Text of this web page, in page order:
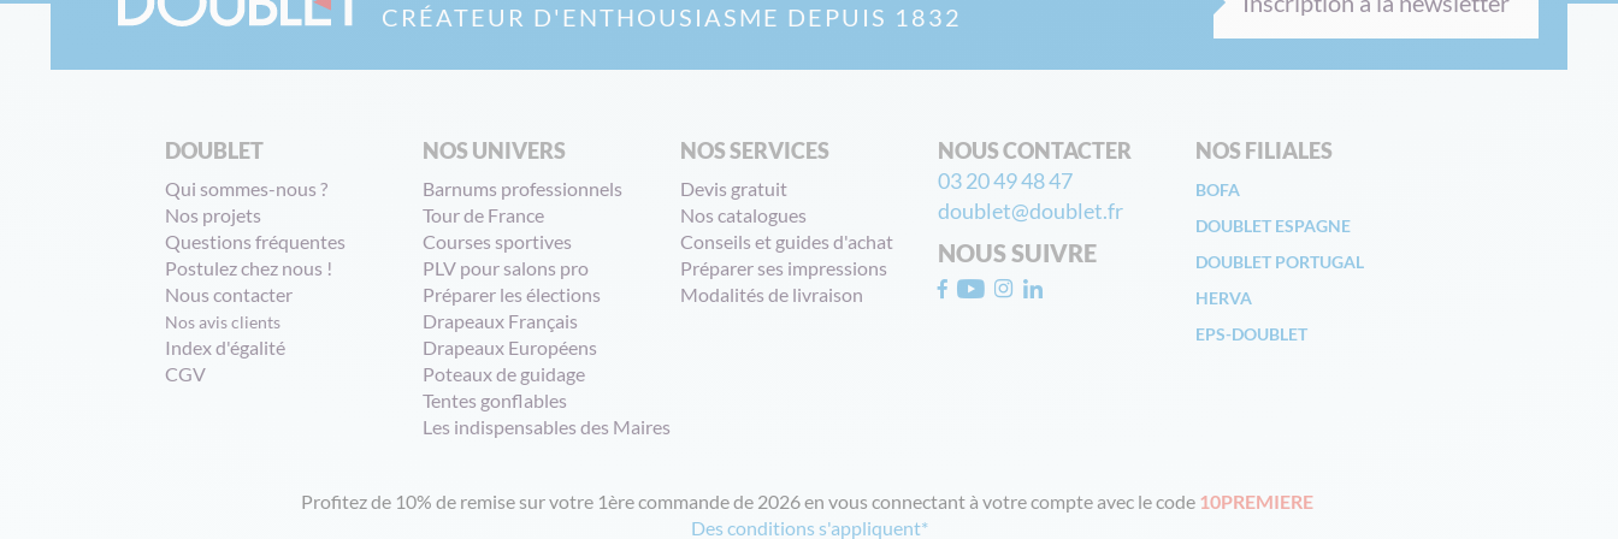
CRÉATEUR D'ENTHOUSIASME DEPUIS 1832
DOUBLET
Qui sommes-nous ?
Nos projets
Questions fréquentes
Postulez chez nous !
Nous contacter
Nos avis clients
Index d'égalité
CGV
NOS UNIVERS
Barnums professionnels
Tour de France
Courses sportives
PLV pour salons pro
Préparer les élections
Drapeaux Français
Drapeaux Européens
Poteaux de guidage
Tentes gonflables
Les indispensables des Maires
NOS SERVICES
Devis gratuit
Nos catalogues
Conseils et guides d'achat
Préparer ses impressions
Modalités de livraison
NOUS CONTACTER
03 20 49 48 47
doublet@doublet.fr
NOUS SUIVRE
NOS FILIALES
BOFA
DOUBLET ESPAGNE
DOUBLET PORTUGAL
HERVA
EPS-DOUBLET
Profitez de 10% de remise sur votre 1ère commande de 2026 en vous connectant à votre compte avec le code 10PREMIERE
Des conditions s'appliquent*